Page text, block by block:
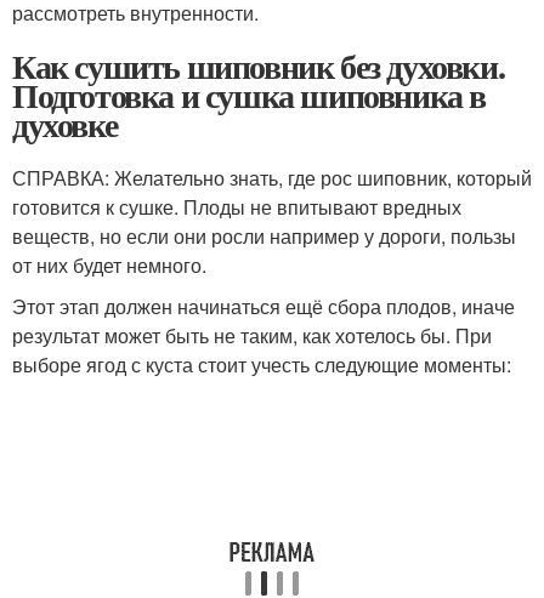
рассмотреть внутренности.
Как сушить шиповник без духовки.
Подготовка и сушка шиповника в
духовке
СПРАВКА: Желательно знать, где рос шиповник, который
готовится к сушке. Плоды не впитывают вредных
веществ, но если они росли например у дороги, пользы
от них будет немного.
Этот этап должен начинаться ещё сбора плодов, иначе
результат может быть не таким, как хотелось бы. При
выборе ягод с куста стоит учесть следующие моменты: